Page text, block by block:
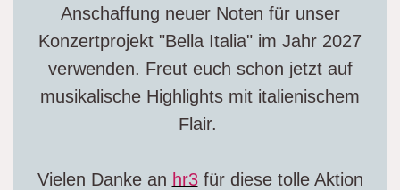
Anschaffung neuer Noten für unser
Konzertprojekt "Bella Italia" im Jahr 2027
verwenden. Freut euch schon jetzt auf
musikalische Highlights mit italienischem
Flair.
Vielen Danke an hr3für diese tolle Aktion